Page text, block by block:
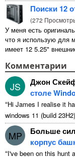
Поиски 12
(272
У меня есть
что я использую для
имеет 12 5.25"
Комментарии
JS Джон
столе
“Hi James I realise it
windows 11 (build 23H2
MP Больше
корпус
“I've been on this hunt